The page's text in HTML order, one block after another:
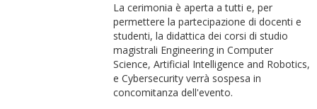
La cerimonia è aperta a tutti e, per
permettere la partecipazione di docenti e
studenti, la didattica dei corsi di studio
magistrali Engineering in Computer
Science, Artificial Intelligence and Robotics,
e Cybersecurity verrà sospesa in
concomitanza dell'evento.